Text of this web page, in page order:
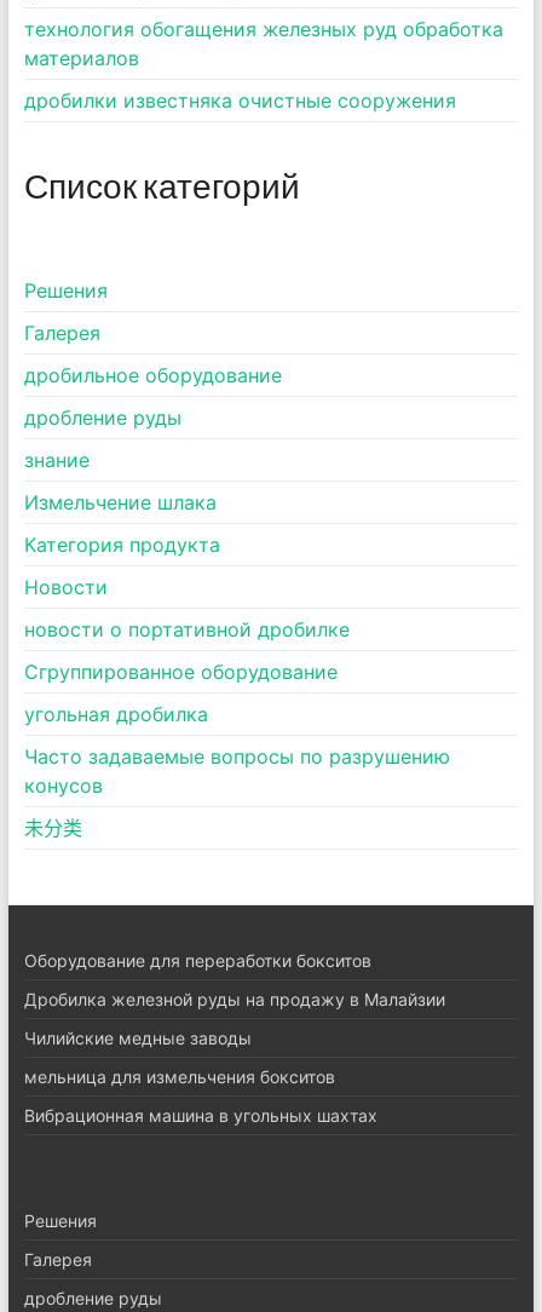
технология обогащения железных руд обработка
материалов
дробилки известняка очистные сооружения
Список категорий
Pешения
Галерея
дробильное оборудование
дробление руды
знание
Измельчение шлака
Категория продукта
Новости
новости о портативной дробилке
Сгруппированное оборудование
угольная дробилка
Часто задаваемые вопросы по разрушению
конусов
未分类
Оборудование для переработки бокситов
Дробилка железной руды на продажу в Малайзии
Чилийские медные заводы
мельница для измельчения бокситов
Вибрационная машина в угольных шахтах
Pешения
Галерея
дробление руды